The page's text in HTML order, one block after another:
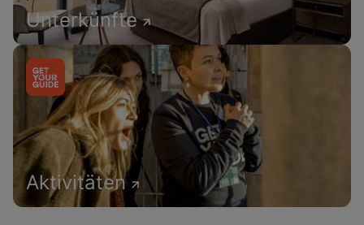
Unterkünfte
Aktivitäten